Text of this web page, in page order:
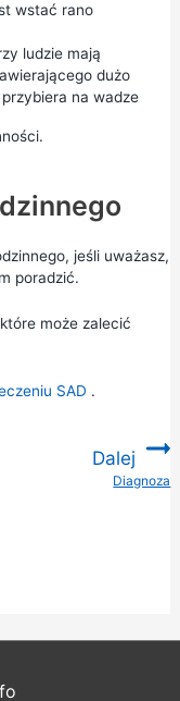
wstać rano
ludzie mają
dużo
na wadze
jeśli uważasz,
poradzić.
może zalecić
SAD .
Dalej
Diagnoza